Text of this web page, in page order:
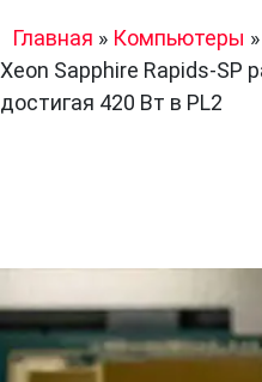
Главная » Компьютеры »
Xeon Sapphire Rapids-SP
достигая 420 Вт в PL2